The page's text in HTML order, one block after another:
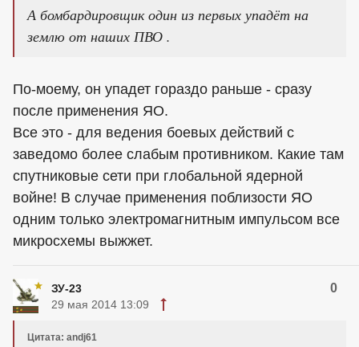
А бомбардировщик один из первых упадёт на
землю от наших ПВО .
По-моему, он упадет гораздо раньше - сразу
после применения ЯО.
Все это - для ведения боевых действий с
заведомо более слабым противником. Какие там
спутниковые сети при глобальной ядерной
войне! В случае применения поблизости ЯО
одним только электромагнитным импульсом все
микросхемы выжжет.
ЗУ-23 0
29 мая 2014 13:09
Цитата: andj61